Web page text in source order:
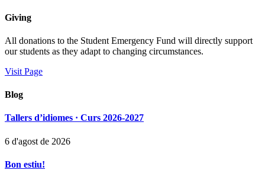
Giving
All donations to the Student Emergency Fund will directly support
our students as they adapt to changing circumstances.
Visit Page
Blog
Tallers d’idiomes · Curs 2026-2027
6 d'agost de 2026
Bon estiu!